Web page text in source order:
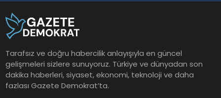
YAŞAM
Tarafsız ve doğru habercilik anlayışıyla en güncel
gelişmeleri sizlere sunuyoruz. Türkiye ve dünyadan son
dakika haberleri, siyaset, ekonomi, teknoloji ve daha
fazlası Gazete Demokrat’ta.